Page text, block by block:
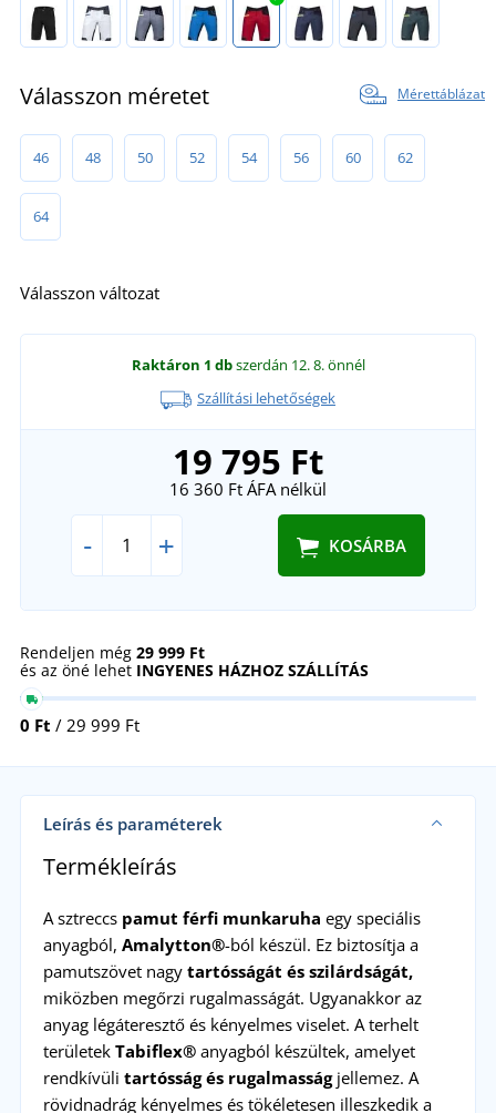
Válasszon méretet Mérettáblázat
46 48 50 52 54 56 60 62
64
Válasszon változat
Raktáron 1 dbszerdán 12. 8.önnél
Szállítási lehetőségek
19 795 Ft
16 360 Ft ÁFA nélkül
- + KOSÁRBA
Rendeljen még 29 999 Ft
és az öné lehet INGYENES HÁZHOZ SZÁLLÍTÁS
0 Ft / 29 999 Ft
Leírás és paraméterek
Termékleírás
A sztreccs pamut férfi munkaruha egy speciális
anyagból, Amalytton®-ból készül. Ez biztosítja a
pamutszövet nagy tartósságát és szilárdságát,
miközben megőrzi rugalmasságát. Ugyanakkor az
anyag légáteresztő és kényelmes viselet. A terhelt
területek Tabiflex®anyagból készültek, amelyet
rendkívüli tartósság és rugalmasságjellemez. A
rövidnadrág kényelmes és tökéletesen illeszkedik a